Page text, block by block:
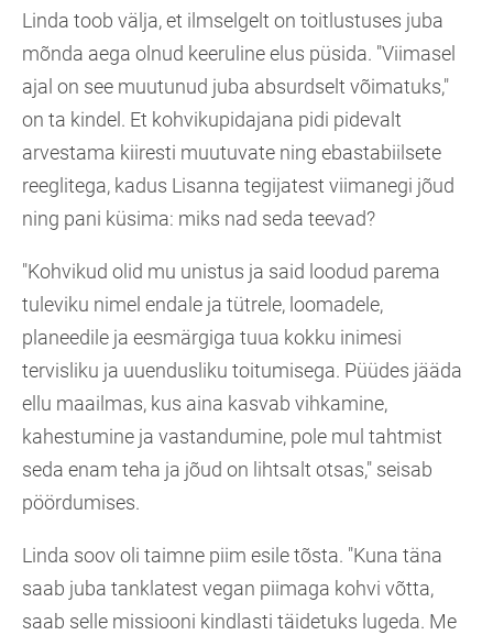
Linda toob välja, et ilmselgelt on toitlustuses juba
mõnda aega olnud keeruline elus püsida. "Viimasel
ajal on see muutunud juba absurdselt võimatuks,"
on ta kindel. Et kohvikupidajana pidi pidevalt
arvestama kiiresti muutuvate ning ebastabiilsete
reeglitega, kadus Lisanna tegijatest viimanegi jõud
ning pani küsima: miks nad seda teevad?
"Kohvikud olid mu unistus ja said loodud parema
tuleviku nimel endale ja tütrele, loomadele,
planeedile ja eesmärgiga tuua kokku inimesi
tervisliku ja uuendusliku toitumisega. Püüdes jääda
ellu maailmas, kus aina kasvab vihkamine,
kahestumine ja vastandumine, pole mul tahtmist
seda enam teha ja jõud on lihtsalt otsas," seisab
pöördumises.
Linda soov oli taimne piim esile tõsta. "Kuna täna
saab juba tanklatest vegan piimaga kohvi võtta,
saab selle missiooni kindlasti täidetuks lugeda. Me